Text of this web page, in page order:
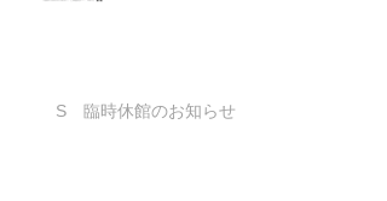
S 臨時休館のお知らせ